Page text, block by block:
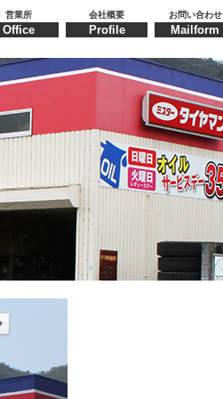
営業所
Office
会社概要
Profile
お問い合わせ
Mailform